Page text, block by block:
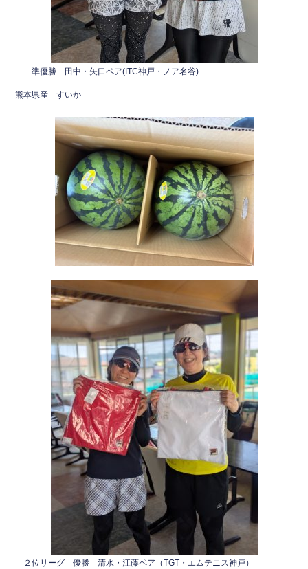
準優勝 田中・矢口ペア(ITC神戸・ノア名谷)
熊本県産 すいか
２位リーグ 優勝 清水・江藤ペア（TGT・エムテニス神戸）